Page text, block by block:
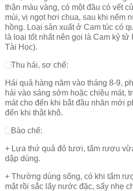
thận màu vàng, có một đầu có vết
mùi, vị ngọt hơi chua, sau khi nếm
hồng. Loại sản xuất ở Cam túc có
là loại tốt nhất nên gọi là Cam kỷ
Tài Học).
Thu hái, sơ chế:
Hái quả hàng năm vào tháng 8-9,
hái vào sáng sớm hoặc chiều mát,
mát cho đến khi bắt đầu nhăn mới
đến khi thật khô.
Bào chế:
+ Lựa thứ quả đỏ tươi, tẩm rượu
dập dùng.
+ Thường dùng sống, có khi tẩm
mật rồi sắc lấy nước đặc, sấy nhẹ